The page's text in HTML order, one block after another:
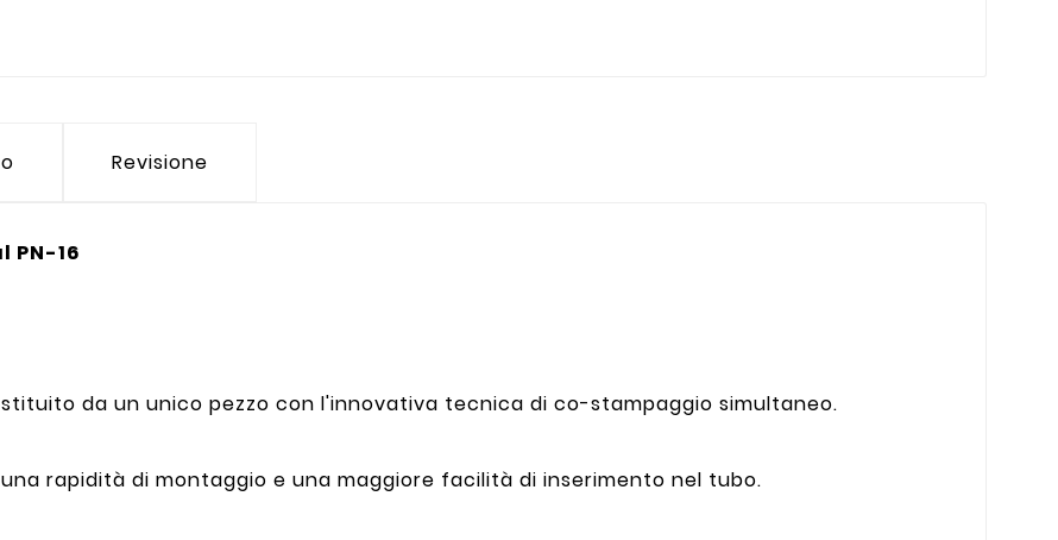
Revisione
PN-16
da un unico pezzo con l'innovativa tecnica di co-stampaggio simultaneo.
rapidità di montaggio e una maggiore facilità di inserimento nel tubo.